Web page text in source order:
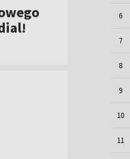
6
7
8
9
10
11